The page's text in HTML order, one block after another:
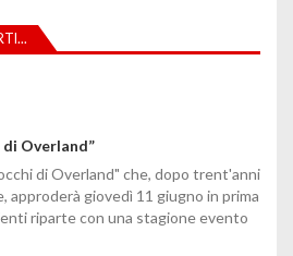
Overland”
di Overland" che, dopo trent'anni
approderà giovedì 11 giugno in prima
riparte con una stagione evento